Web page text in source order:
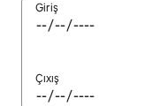
Giriş
Çıxış